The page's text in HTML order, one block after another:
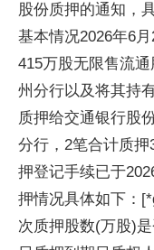
股份质押的通知，
基本情况2026年6
415万股无限售流
州分行以及将其持
质押给交通银行股
分行，2笔合计质
押登记手续已于
押情况具体如下：
次质押股数(万股)